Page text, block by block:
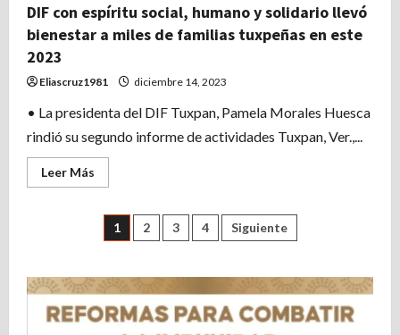
DIF con espíritu social, humano y solidario llevó
bienestar a miles de familias tuxpeñas en este
2023
Eliascruz1981 diciembre 14, 2023
• La presidenta del DIF Tuxpan, Pamela Morales Huesca
rindió su segundo informe de actividades Tuxpan, Ver.,...
Leer Más
más
espíritu
y
solidario
llevó
bienestar
Paginación
de
entradas
1 2 3 4 Siguiente